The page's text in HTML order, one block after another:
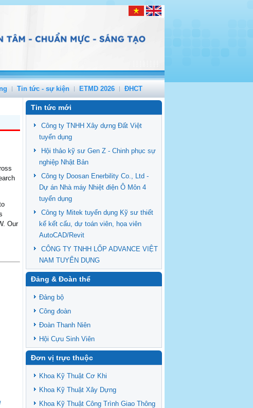
Tin tức - sự kiện ETMD 2026 ĐHCT
Our
Tin tức mới
Công ty TNHH Xây dựng Đất Việt
tuyển dụng
Hội thảo kỹ sư Gen Z - Chinh phục sự
nghiệp Nhật Bản
Công ty Doosan Enerbility Co., Ltd -
Dự án Nhà máy Nhiệt điện Ô Môn 4
tuyển dụng
Công ty Mitek tuyển dụng Kỹ sư thiết
kế kết cấu, dự toán viên, họa viên
AutoCAD/Revit
CÔNG TY TNHH LỐP ADVANCE VIỆT
NAM TUYỂN DỤNG
Đảng & Đoàn thể
Đảng bộ
Công đoàn
Đoàn Thanh Niên
Hội Cựu Sinh Viên
Đơn vị trực thuộc
Khoa Kỹ Thuật Cơ Khi
Khoa Kỹ Thuật Xây Dựng
Khoa Kỹ Thuật Công Trình Giao Thông